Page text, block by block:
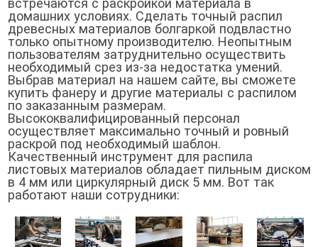
встречаются с раскройкой материала в
домашних условиях. Сделать точный распил
древесных материалов болгаркой подвластно
только опытному производителю. Неопытным
пользователям затруднительно осуществить
необходимый срез из-за недостатка умений.
Выбрав материал на нашем сайте, вы сможете
купить фанеру и другие материалы с распилом
по заказанным размерам.
Высококвалифицированный персонал
осуществляет максимально точный и ровный
раскрой под необходимый шаблон.
Качественный инструмент для распила
листовых материалов обладает пильным диском
в 4 мм или циркулярный диск 5 мм. Вот так
работают наши сотрудники: